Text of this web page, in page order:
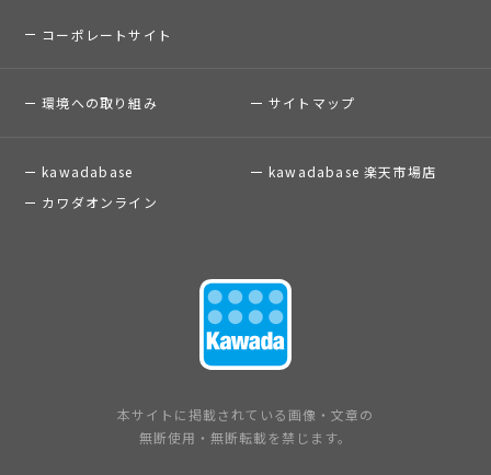
コーポレートサイト
環境への取り組み サイトマップ
kawadabase
kawadabase 楽天市場店
カワダオンライン
本サイトに掲載されている画像・文章の
無断使用・無断転載を禁じます。